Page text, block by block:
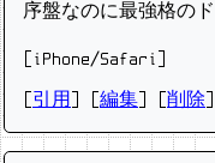
序盤なのに最強格の
[iPhone/Safari]
引用 編集 削除